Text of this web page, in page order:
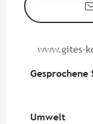
www.gites-
Gesprochene
Gesprochene
Umwelt
Umwelt